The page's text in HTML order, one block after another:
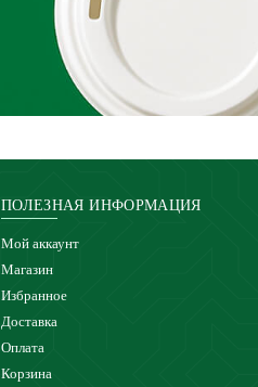
ПОЛЕЗНАЯ ИНФОРМАЦИЯ
Мой аккаунт
Магазин
Избранное
Доставка
Оплата
Корзина